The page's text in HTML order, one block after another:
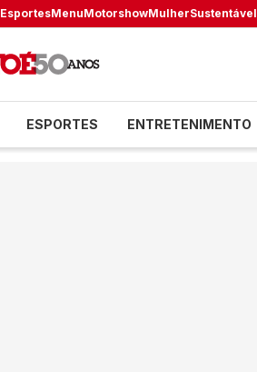
EsportesMenuMotorshowMulherSustentável
ESPORTES ENTRETENIMENTO